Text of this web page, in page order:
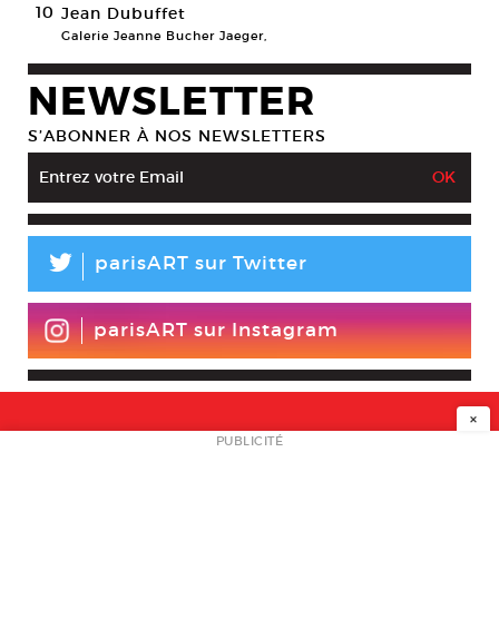
10 Jean Dubuffet
Galerie Jeanne Bucher Jaeger,
NEWSLETTER
S’ABONNER À NOS NEWSLETTERS
L parisART sur Twitter
parisART sur Instagram
NEWSLETTER
×
PUBLICITÉ